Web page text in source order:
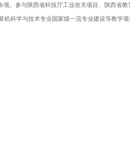
。参与陕西省科技厅工业攻关项目、陕西省
科学与技术专业国家级一流专业建设等教学